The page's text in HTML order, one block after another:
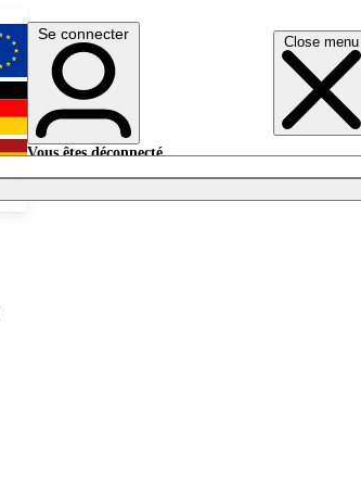
Close menu
English
Deutsch
Se connecter
Vous êtes déconnecté.